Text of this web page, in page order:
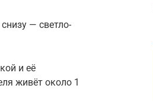
— светло-
и её
живёт около 1